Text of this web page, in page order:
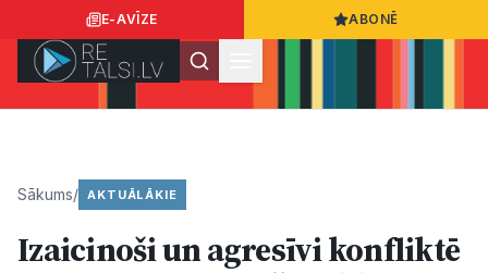
E-AVĪZE ABONĒ
Ziņas
Sākums/ AKTUĀLĀKIE
Izaicinoši un agresīvi konfliktē